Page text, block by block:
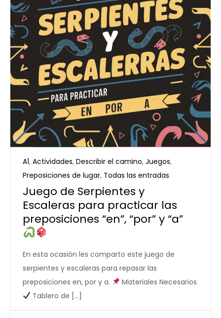
A1, Actividades, Describir el camino, Juegos,
Preposiciones de lugar, Todas las entradas
Juego de Serpientes y
Escaleras para practicar las
preposiciones “en”, “por” y “a”
En esta ocasión les comparto este juego de
serpientes y escaleras para repasar las
preposiciones en, por y a.
Materiales Necesarios
Tablero de […]